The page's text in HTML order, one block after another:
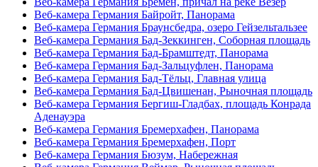
Веб-камера Германия Байройт, Панорама
Веб-камера Германия Браунсбедра, озеро Гейзельтальзее
Веб-камера Германия Бад-Зеккинген, Соборная площадь
Веб-камера Германия Бад-Брамштедт, Панорама
Веб-камера Германия Бад-Зальцуфлен, Панорама
Веб-камера Германия Бад-Тёльц, Главная улица
Веб-камера Германия Бад-Цвишенан, Рыночная площадь
Веб-камера Германия Бергиш-Гладбах, площадь Конрада
Аденауэра
Веб-камера Германия Бремерхафен, Панорама
Веб-камера Германия Бремерхафен, Порт
Веб-камера Германия Бюзум, Набережная